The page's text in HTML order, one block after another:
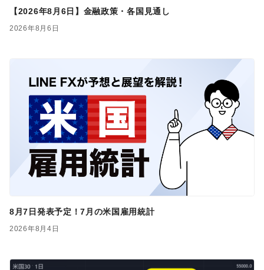
【2026年8月6日】金融政策・各国見通し
2026年8月6日
8月7日発表予定！7月の米国雇用統計
2026年8月4日